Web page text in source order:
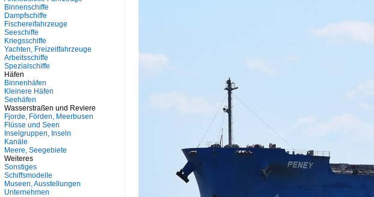
Binnenschiffe
Dampfschiffe
Fischereifahrzeuge
Seeschiffe
Kriegsschiffe
Yachten, Freizeitfahrzeuge
Arbeitsschiffe
Spezialschiffe
Häfen
Binnenhäfen
Kleinere Häfen
Seehäfen
Wasserstraßen und Reviere
Fjorde, Förden, Meerbusen
Flüsse und Seen
Inselgruppen, Inseln
Kanäle
Meere, Seegebiete
Weiteres
Sonstiges
Schiffsmodelle
Museen, Ausstellungen
Unternehmen